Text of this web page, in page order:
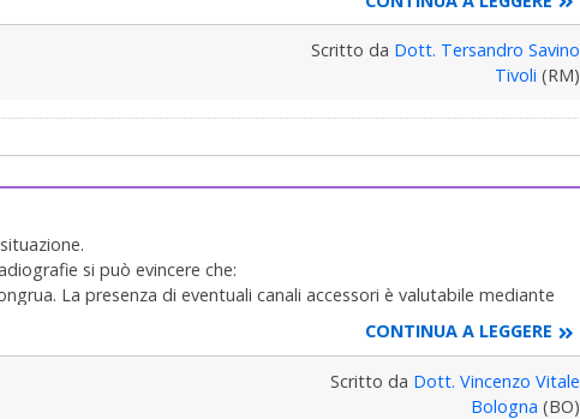
Scritto da Dott. Tersandro Savino
Tivoli (RM)
si può evincere che:
La presenza di eventuali canali accessori è valutabile mediante
allora è improbabile che ci siano altri canali. la microfrattura è
in fase di rilascio (apertura della bocca e non quando stringe), questo
ovvero un dente con una rima di frattura (in questo caso
CONTINUA A LEGGERE
Scritto da Dott. Vincenzo Vitale
Bologna (BO)